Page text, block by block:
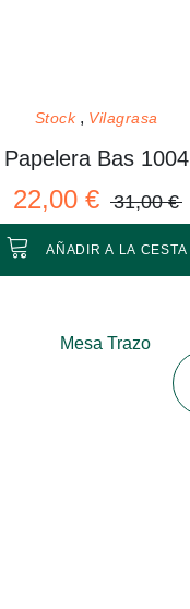
Stock Vilagrasa
Papelera Bas 1004
22,00 € 31,00 €
AÑADIR A LA CESTA